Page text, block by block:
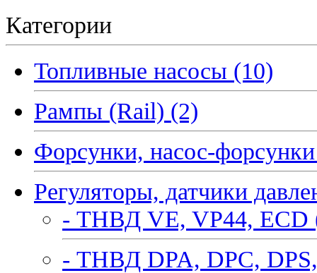
Категории
Топливные насосы (10)
Рампы (Rail) (2)
Форсунки, насос-
Регуляторы, датчики
- ТНВД VE, VP44, ECD
- ТНВД DPA, DPC,